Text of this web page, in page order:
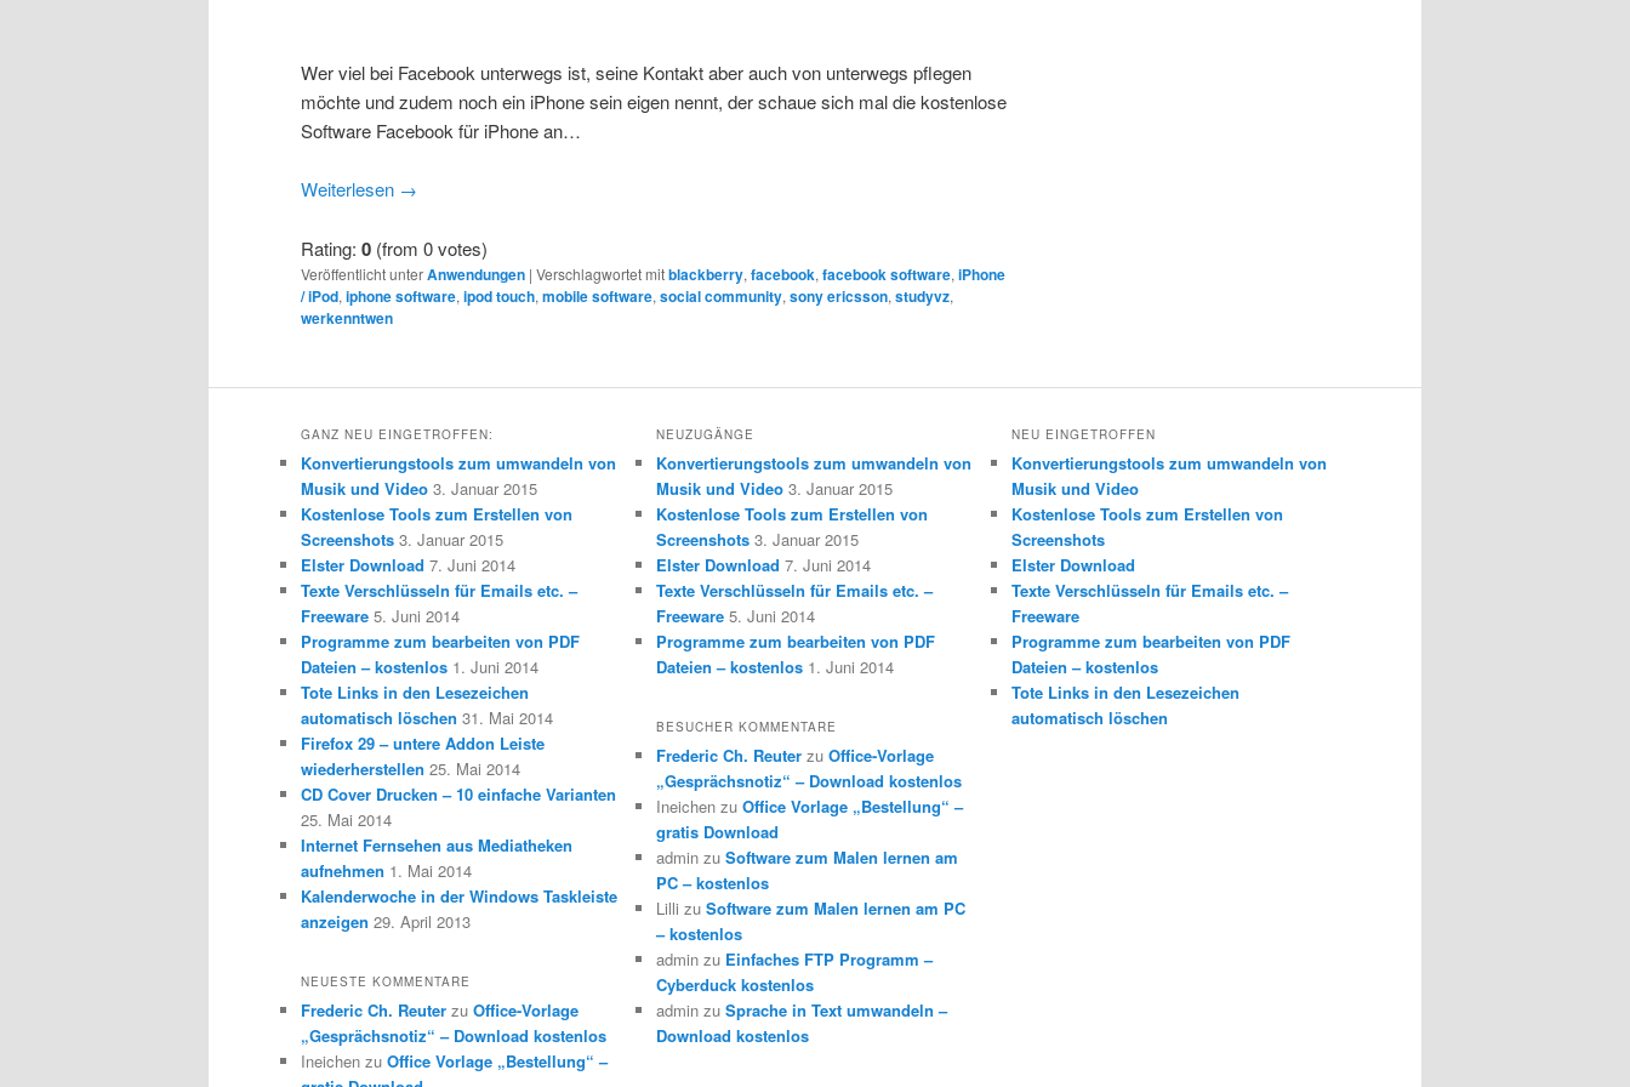
Wer viel bei Facebook unterwegs ist, seine Kontakt aber auch von unterwegs pflegen
möchte und zudem noch ein iPhone sein eigen nennt, der schaue sich mal die kostenlose
Software Facebook für iPhone an…
Weiterlesen →
Rating: 0 (from 0 votes)
Veröffentlicht unterAnwendungen | Verschlagwortet mitblackberry, facebook, facebook software, iPhone
/ iPod, iphone software, ipod touch, mobile software, social community, sony ericsson, studyvz,
werkenntwen
GANZ NEU EINGETROFFEN:
Konvertierungstools zum umwandeln von
Musik und Video 3. Januar 2015
Kostenlose Tools zum Erstellen von
Screenshots 3. Januar 2015
Elster Download 7. Juni 2014
Texte Verschlüsseln für Emails etc. –
Freeware 5. Juni 2014
Programme zum bearbeiten von PDF
Dateien – kostenlos 1. Juni 2014
Tote Links in den Lesezeichen
automatisch löschen 31. Mai 2014
Firefox 29 – untere Addon Leiste
wiederherstellen 25. Mai 2014
CD Cover Drucken – 10 einfache Varianten
25. Mai 2014
Internet Fernsehen aus Mediatheken
aufnehmen 1. Mai 2014
Kalenderwoche in der Windows Taskleiste
anzeigen 29. April 2013
NEUESTE KOMMENTARE
Frederic Ch. Reuter zu Office-Vorlage
„Gesprächsnotiz“ – Download kostenlos
Ineichen zu Office Vorlage „Bestellung“ –
NEUZUGÄNGE
Konvertierungstools zum umwandeln von
Musik und Video 3. Januar 2015
Kostenlose Tools zum Erstellen von
Screenshots 3. Januar 2015
Elster Download 7. Juni 2014
Texte Verschlüsseln für Emails etc. –
Freeware 5. Juni 2014
Programme zum bearbeiten von PDF
Dateien – kostenlos 1. Juni 2014
BESUCHER KOMMENTARE
Frederic Ch. Reuterzu Office-Vorlage
„Gesprächsnotiz“ – Download kostenlos
Ineichenzu Office Vorlage „Bestellung“ –
gratis Download
adminzu Software zum Malen lernen am
PC – kostenlos
Lilli zu Software zum Malen lernen am PC
– kostenlos
adminzu Einfaches FTP Programm –
Cyberduck kostenlos
adminzu Sprache in Text umwandeln –
Download kostenlos
NEU EINGETROFFEN
Konvertierungstools zum umwandeln von
Musik und Video
Kostenlose Tools zum Erstellen von
Screenshots
Elster Download
Texte Verschlüsseln für Emails etc. –
Freeware
Programme zum bearbeiten von PDF
Dateien – kostenlos
Tote Links in den Lesezeichen
automatisch löschen